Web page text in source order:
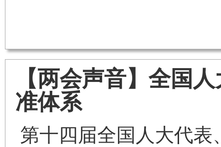
【两会声音】全国
准体系
第十四届全国人大代